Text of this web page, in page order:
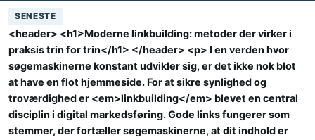
SENESTE
<header> <h1>Moderne linkbuilding: metoder der virker i
praksis trin for trin</h1> </header> <p> I en verden hvor
søgemaskinerne konstant udvikler sig, er det ikke nok blot
at have en flot hjemmeside. For at sikre synlighed og
troværdighed er <em>linkbuilding</em> blevet en central
disciplin i digital markedsføring. Gode links fungerer som
stemmer, der fortæller søgemaskinerne, at dit indhold er